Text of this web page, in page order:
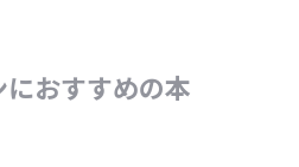
おすすめの本